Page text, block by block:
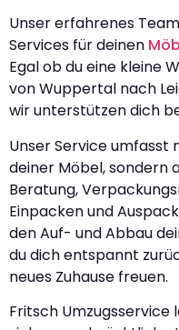
Unser erfahrenes
Services für deinen
Egal ob du eine kleine
von Wuppertal nach
wir unterstützen dich
Unser Service
deiner Möbel, sondern
Beratung,
Einpacken und
den Auf- und Abbau
du dich entspannt
neues Zuhause freuen.
Fritsch